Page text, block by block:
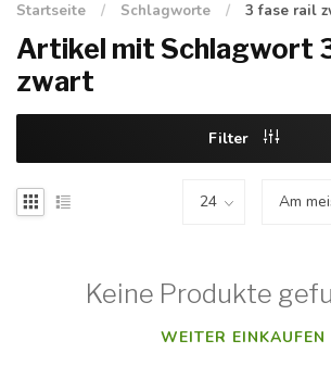
Startseite / Schlagworte / 3 fase rail
Artikel mit Schlagwort
zwart
Filter
Keine Produkte
WEITER EINKAUFEN